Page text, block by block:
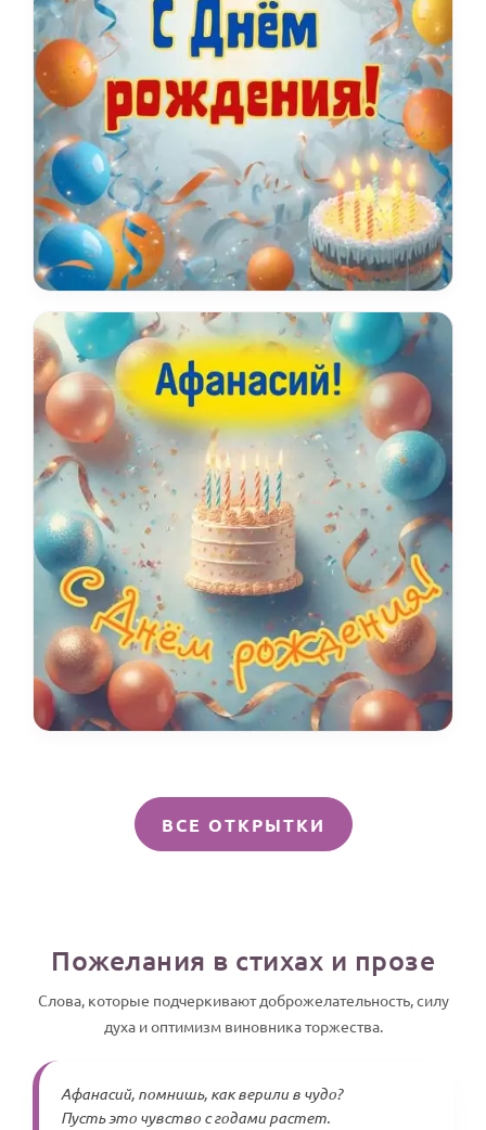
ВСЕ ОТКРЫТКИ
Пожелания в стихах и прозе
Слова, которые подчеркивают доброжелательность, силу
духа и оптимизм виновника торжества.
Афанасий, помнишь, как верили в чудо?
Пусть это чувство с годами растет.